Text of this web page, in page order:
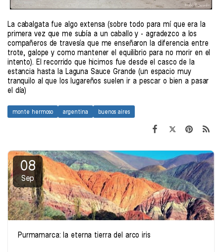
La cabalgata fue algo extensa (sobre todo para mí que era la
primera vez que me subía a un caballo y - agradezco a los
compañeros de travesía que me enseñaron la diferencia entre
trote, galope y como mantener el equilibrio para no morir en el
intento). El recorrido que hicimos fue desde el casco de la
estancia hasta la Laguna Sauce Grande (un espacio muy
tranquilo al que los lugareños suelen ir a pescar o bien a pasar
el día)
monte hermoso argentina buenos aires
08
Sep
Purmamarca: la eterna tierra del arco iris